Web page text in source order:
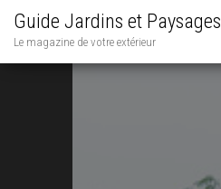
Guide Jardins et Paysages
Le magazine de votre extérieur